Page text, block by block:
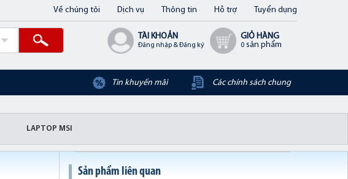
Về chúng tôi Dịch vụ Thông tin Hỗ trợ Tuyển dụng
GIỎ HÀNG
0 sản phẩm
TÀI KHOẢN
Đăng nhập & Đăng ký
Tin khuyến mãi Các chính sách chung
LAPTOP MSI
Sản phẩm liên quan